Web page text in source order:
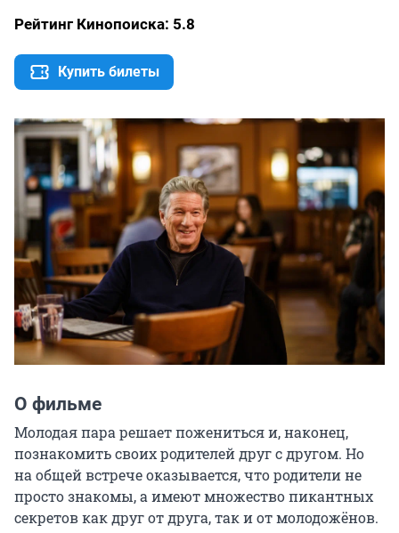
Рейтинг Кинопоиска: 5.8
Купить билеты
О фильме
Молодая пара решает пожениться и, наконец,
познакомить своих родителей друг с другом. Но
на общей встрече оказывается, что родители не
просто знакомы, а имеют множество пикантных
секретов как друг от друга, так и от молодожёнов.